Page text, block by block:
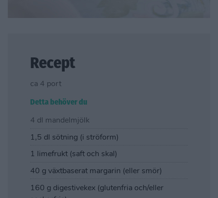
Recept
ca 4 port
Detta behöver du
4 dl mandelmjölk
1,5 dl sötning (i ströform)
1 limefrukt (saft och skal)
40 g växtbaserat margarin (eller smör)
160 g digestivekex (glutenfria och/eller